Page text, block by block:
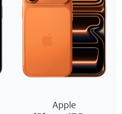
Apple